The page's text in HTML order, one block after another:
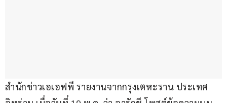
สำนักข่าวเอเอฟพี รายงานจากกรุงเตหะราน ประเทศ